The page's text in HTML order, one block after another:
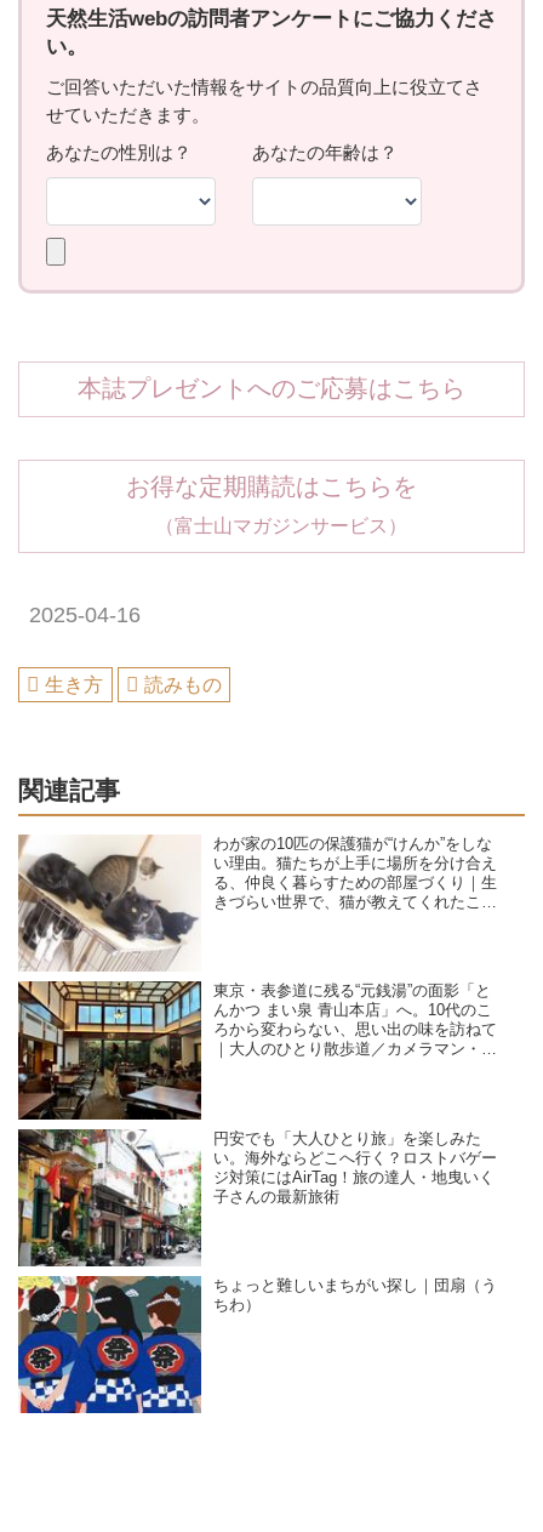
本誌プレゼントへのご応募はこちら
お得な定期購読はこちらを
（富士山マガジンサービス）
2025-04-16
生き方 読みもの
関連記事
わが家の10匹の保護猫が“けんか”をしな
い理由。猫たちが上手に場所を分け合え
る、仲良く暮らすための部屋づくり｜生
きづらい世界で、猫が教えてくれたこと
東京・表参道に残る“元銭湯”の面影「と
んかつ まい泉 青山本店」へ。10代のこ
ろから変わらない、思い出の味を訪ねて
｜大人のひとり散歩道／カメラマン・石
円安でも「大人ひとり旅」を楽しみた
い。海外ならどこへ行く？ロストバゲー
ジ対策にはAirTag！旅の達人・地曳いく
子さんの最新旅術
ちょっと難しいまちがい探し｜団扇（う
ちわ）